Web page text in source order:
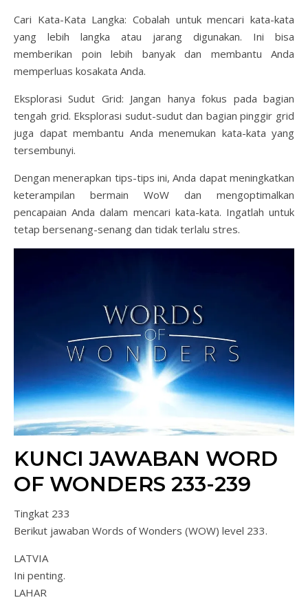
Cari Kata-Kata Langka: Cobalah untuk mencari kata-kata
yang lebih langka atau jarang digunakan. Ini bisa
memberikan poin lebih banyak dan membantu Anda
memperluas kosakata Anda.
Eksplorasi Sudut Grid: Jangan hanya fokus pada bagian
tengah grid. Eksplorasi sudut-sudut dan bagian pinggir grid
juga dapat membantu Anda menemukan kata-kata yang
tersembunyi.
Dengan menerapkan tips-tips ini, Anda dapat meningkatkan
keterampilan bermain WoW dan mengoptimalkan
pencapaian Anda dalam mencari kata-kata. Ingatlah untuk
tetap bersenang-senang dan tidak terlalu stres.
KUNCI JAWABAN WORD
OF WONDERS 233-239
Tingkat 233
Berikut jawaban Words of Wonders (WOW) level 233.
LATVIA
Ini penting.
LAHAR